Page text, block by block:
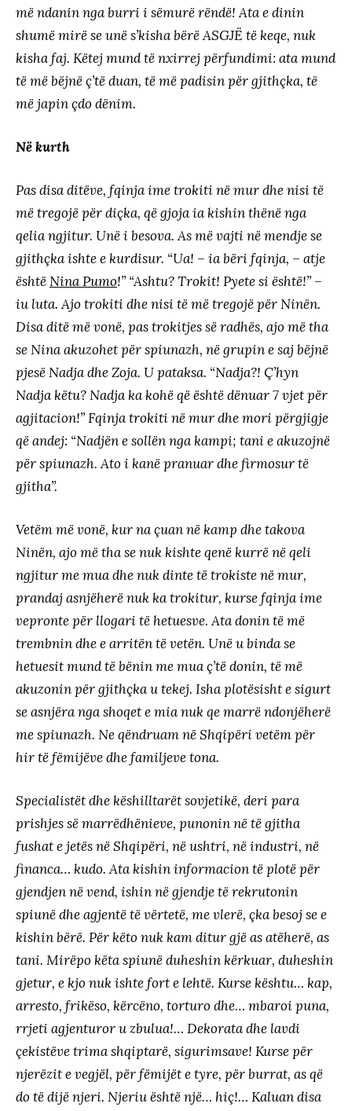
më ndanin nga burri i sëmurë rëndë! Ata e dinin
shumë mirë se unë s’kisha bërë ASGJË të keqe, nuk
kisha faj. Këtej mund të nxirrej përfundimi: ata mund
të më bëjnë ç’të duan, të më padisin për gjithçka, të
më japin çdo dënim.
Në kurth
Pas disa ditëve, fqinja ime trokiti në mur dhe nisi të
më tregojë për diçka, që gjoja ia kishin thënë nga
qelia ngjitur. Unë i besova. As më vajti në mendje se
gjithçka ishte e kurdisur. “Ua! – ia bëri fqinja, – atje
ështëNina Pumo!” “Ashtu? Trokit! Pyete si është!” –
iu luta. Ajo trokiti dhe nisi të më tregojë për Ninën.
Disa ditë më vonë, pas trokitjes së radhës, ajo më tha
se Nina akuzohet për spiunazh, në grupin e saj bëjnë
pjesë Nadja dhe Zoja. U pataksa. “Nadja?! Ç’hyn
Nadja këtu? Nadja ka kohë që është dënuar 7 vjet për
agjitacion!” Fqinja trokiti në mur dhe mori përgjigje
që andej: “Nadjën e sollën nga kampi; tani e akuzojnë
për spiunazh. Ato i kanë pranuar dhe firmosur të
gjitha”.
Vetëm më vonë, kur na çuan në kamp dhe takova
Ninën, ajo më tha se nuk kishte qenë kurrë në qeli
ngjitur me mua dhe nuk dinte të trokiste në mur,
prandaj asnjëherë nuk ka trokitur, kurse fqinja ime
vepronte për llogari të hetuesve. Ata donin të më
trembnin dhe e arritën të vetën. Unë u binda se
hetuesit mund të bënin me mua ç’të donin, të më
akuzonin për gjithçka u tekej. Isha plotësisht e sigurt
se asnjëra nga shoqet e mia nuk qe marrë ndonjëherë
me spiunazh. Ne qëndruam në Shqipëri vetëm për
hir të fëmijëve dhe familjeve tona.
Specialistët dhe këshilltarët sovjetikë, deri para
prishjes së marrëdhënieve, punonin në të gjitha
fushat e jetës në Shqipëri, në ushtri, në industri, në
financa… kudo. Ata kishin informacion të plotë për
gjendjen në vend, ishin në gjendje të rekrutonin
spiunë dhe agjentë të vërtetë, me vlerë, çka besoj se e
kishin bërë. Për këto nuk kam ditur gjë as atëherë, as
tani. Mirëpo këta spiunë duheshin kërkuar, duheshin
gjetur, e kjo nuk ishte fort e lehtë. Kurse kështu… kap,
arresto, frikëso, kërcëno, torturo dhe… mbaroi puna,
rrjeti agjenturor u zbulua!… Dekorata dhe lavdi
çekistëve trima shqiptarë, sigurimsave! Kurse për
njerëzit e vegjël, për fëmijët e tyre, për burrat, as që
do të dijë njeri. Njeriu është një… hiç!… Kaluan disa